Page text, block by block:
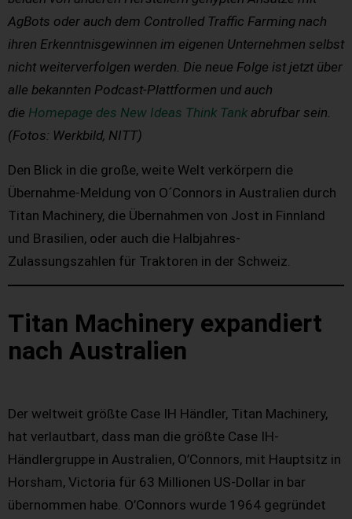
AgBots oder auch dem Controlled Traffic Farming nach
ihren Erkenntnisgewinnen im eigenen Unternehmen selbst
nicht weiterverfolgen werden. Die neue Folge ist jetzt über
alle bekannten Podcast-Plattformen und auch
die Homepage des New Ideas Think Tank abrufbar sein.
(Fotos: Werkbild, NITT)
Den Blick in die große, weite Welt verkörpern die
Übernahme-Meldung von O´Connors in Australien durch
Titan Machinery, die Übernahmen von Jost in Finnland
und Brasilien, oder auch die Halbjahres-
Zulassungszahlen für Traktoren in der Schweiz.
Titan Machinery expandiert
nach Australien
Der weltweit größte Case IH Händler, Titan Machinery,
hat verlautbart, dass man die größte Case IH-
Händlergruppe in Australien, O’Connors, mit Hauptsitz in
Horsham, Victoria für 63 Millionen US-Dollar in bar
übernommen habe. O’Connors wurde 1964 gegründet